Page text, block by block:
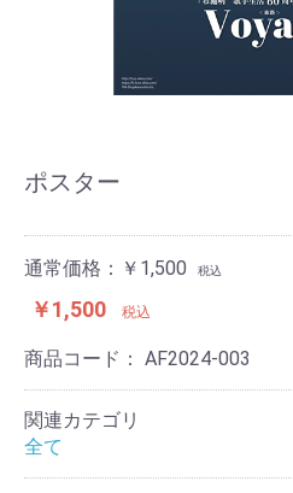
ポスター
通常価格：￥1,500 税込
￥1,500 税込
商品コード： AF2024-003
関連カテゴリ
全て